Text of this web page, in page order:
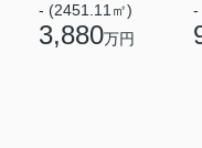
- (2451.11㎡)
3,880万円
-